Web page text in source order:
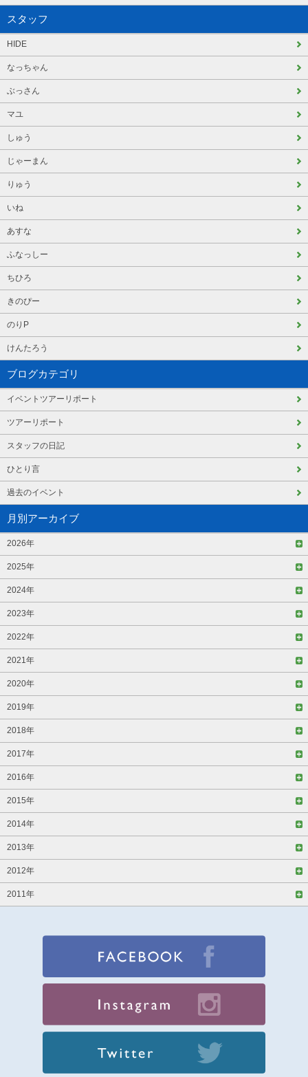
スタッフ
HIDE
なっちゃん
ぶっさん
マユ
しゅう
じゃーまん
りゅう
いね
あすな
ふなっしー
ちひろ
きのぴー
のりP
けんたろう
ブログカテゴリ
イベントツアーリポート
ツアーリポート
スタッフの日記
ひとり言
過去のイベント
月別アーカイブ
2026年
2025年
2024年
2023年
2022年
2021年
2020年
2019年
2018年
2017年
2016年
2015年
2014年
2013年
2012年
2011年